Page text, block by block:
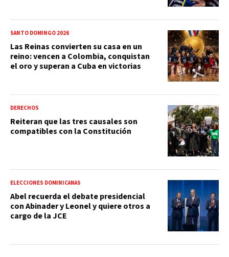
SANTO DOMINGO 2026
Las Reinas convierten su casa en un
reino: vencen a Colombia, conquistan
el oro y superan a Cuba en victorias
DERECHOS
Reiteran que las tres causales son
compatibles con la Constitución
ELECCIONES DOMINICANAS
Abel recuerda el debate presidencial
con Abinader y Leonel y quiere otros a
cargo de la JCE